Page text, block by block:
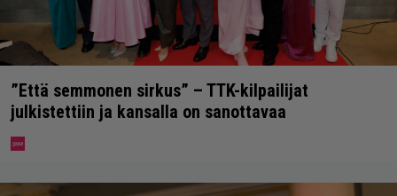
”Että semmonen sirkus” – TTK-kilpailijat
julkistettiin ja kansalla on sanottavaa